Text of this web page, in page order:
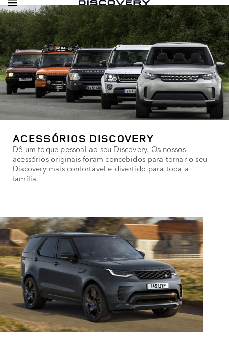
ACESSÓRIOS DISCOVERY
Dê um toque pessoal ao seu Discovery. Os nossos
acessórios originais foram concebidos para tornar o seu
Discovery mais confortável e divertido para toda a
família.